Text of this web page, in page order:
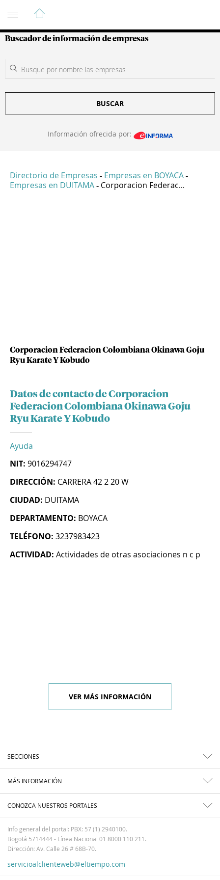
Guía de Empresas Colombianas
Buscador de información de empresas
BUSCAR
Información ofrecida por:
Directorio de Empresas - Empresas en BOYACA -
Empresas en DUITAMA - Corporacion Federac...
Corporacion Federacion Colombiana Okinawa Goju
Ryu Karate Y Kobudo
Datos de contacto de Corporacion
Federacion Colombiana Okinawa Goju
Ryu Karate Y Kobudo
Ayuda
NIT: 9016294747
DIRECCIÓN: CARRERA 42 2 20 W
CIUDAD: DUITAMA
DEPARTAMENTO: BOYACA
TELÉFONO: 3237983423
ACTIVIDAD: Actividades de otras asociaciones n c p
VER MÁS INFORMACIÓN
SECCIONES
MÁS INFORMACIÓN
CONOZCA NUESTROS PORTALES
Info general del portal: PBX: 57 (1) 2940100.
Bogotá 5714444 - Línea Nacional 01 8000 110 211.
Dirección: Av. Calle 26 # 68B-70.
servicioalclienteweb@eltiempo.com